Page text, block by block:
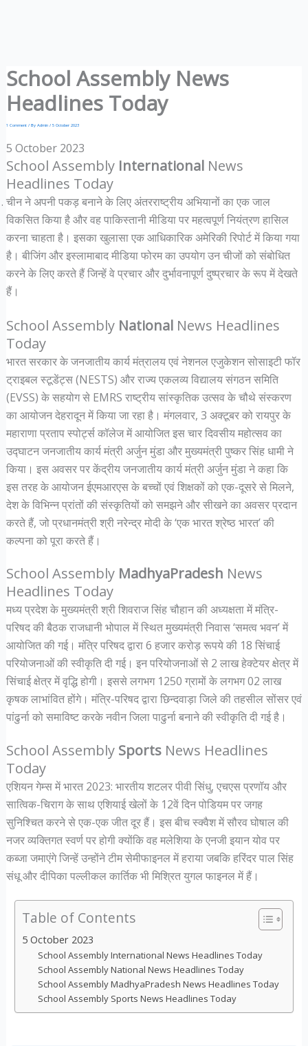
School Assembly News
Headlines Today
1 Comment / By Admin / 5 October 2023
5 October 2023
School Assembly International News
Headlines Today
चीन ने अपनी पकड़ बनाने के लिए अंतरराष्ट्रीय अभियानों का एक जाल
विकसित किया है और वह पाकिस्तानी मीडिया पर महत्वपूर्ण नियंत्रण हासिल
करना चाहता है। इसका खुलासा एक आधिकारिक अमेरिकी रिपोर्ट में किया गया
है। बीजिंग और इस्लामाबाद मीडिया फोरम का उपयोग उन चीजों को संबोधित
करने के लिए करते हैं जिन्हें वे प्रचार और दुर्भावनापूर्ण दुष्प्रचार के रूप में देखते
हैं।
School Assembly NationalNews Headlines
Today
भारत सरकार के जनजातीय कार्य मंत्रालय एवं नेशनल एजुकेशन सोसाइटी फॉर
ट्राइबल स्टूडेंट्स (NESTS) और राज्य एकलव्य विद्यालय संगठन समिति
(EVSS) के सहयोग से EMRS राष्ट्रीय सांस्कृतिक उत्सव के चौथे संस्करण
का आयोजन देहरादून में किया जा रहा है। मंगलवार, 3 अक्टूबर को रायपुर के
महाराणा प्रताप स्पोर्ट्स कॉलेज में आयोजित इस चार दिवसीय महोत्सव का
उद्घाटन जनजातीय कार्य मंत्री अर्जुन मुंडा और मुख्यमंत्री पुष्कर सिंह धामी ने
किया। इस अवसर पर केंद्रीय जनजातीय कार्य मंत्री अर्जुन मुंडा ने कहा कि
इस तरह के आयोजन ईएमआरएस के बच्चों एवं शिक्षकों को एक-दूसरे से मिलने,
देश के विभिन्न प्रांतों की संस्कृतियों को समझने और सीखने का अवसर प्रदान
करते हैं, जो प्रधानमंत्री श्री नरेन्द्र मोदी के ‘एक भारत श्रेष्ठ भारत’ की
कल्पना को पूरा करते हैं।
School Assembly MadhyaPradesh News
Headlines Today
मध्य प्रदेश के मुख्यमंत्री श्री शिवराज सिंह चौहान की अध्यक्षता में मंत्रि-
परिषद की बैठक राजधानी भोपाल में स्थित मुख्यमंत्री निवास ‘समत्व भवन’ में
आयोजित की गई। मंत्रि परिषद द्वारा 6 हजार करोड़ रूपये की 18 सिंचाई
परियोजनाओं की स्वीकृति दी गई। इन परियोजनाओं से 2 लाख हेक्टेयर क्षेत्र में
सिंचाई क्षेत्र में वृद्धि होगी। इससे लगभग 1250 ग्रामों के लगभग 02 लाख
कृषक लाभांवित होंगे। मंत्रि-परिषद द्वारा छिन्दवाड़ा जिले की तहसील सोंसर एवं
पांढुर्ना को समाविष्ट करके नवीन जिला पाढुर्ना बनाने की स्वीकृति दी गई है।
School Assembly SportsNews Headlines
Today
एशियन गेम्स में भारत 2023: भारतीय शटलर पीवी सिंधु, एचएस प्रणॉय और
सात्विक-चिराग के साथ एशियाई खेलों के 12वें दिन पोडियम पर जगह
सुनिश्चित करने से एक-एक जीत दूर हैं। इस बीच स्क्वैश में सौरव घोषाल की
नजर व्यक्तिगत स्वर्ण पर होगी क्योंकि वह मलेशिया के एनजी इयान योव पर
कब्जा जमाएंगे जिन्हें उन्होंने टीम सेमीफाइनल में हराया जबकि हरिंदर पाल सिंह
संधू और दीपिका पल्लीकल कार्तिक भी मिश्रित युगल फाइनल में हैं।
Table of Contents
5 October 2023
School Assembly International News Headlines Today
School Assembly National News Headlines Today
School Assembly MadhyaPradesh News Headlines Today
School Assembly Sports News Headlines Today